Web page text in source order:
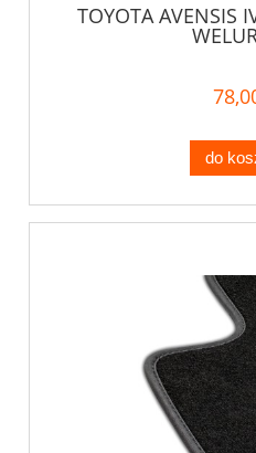
TOYOTA AVENSIS
do